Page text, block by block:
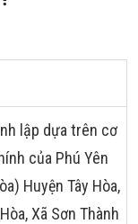
lập dựa trên cơ
của Phú Yên
Huyện Tây Hòa,
Xã Sơn Thành